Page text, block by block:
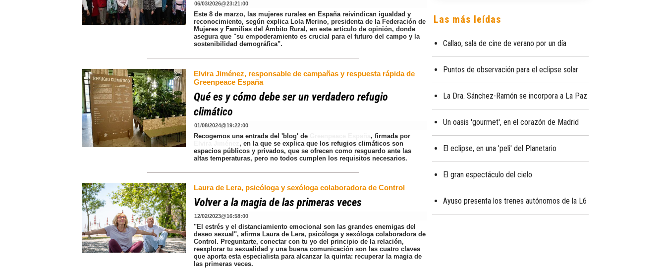
06/03/2026@23:21:00
Este 8 de marzo, las mujeres rurales en España reivindican igualdad y
reconocimiento, según explica Lola Merino, presidenta de la Federación de
Mujeres y Familias del Ámbito Rural, en este artículo de opinión, donde
asegura que "su empoderamiento es crucial para el futuro del campo y la
sostenibilidad demográfica".
Elvira Jiménez, responsable de campañas y respuesta rápida de
Greenpeace España
Qué es y cómo debe ser un verdadero refugio
climático
01/08/2024@19:22:00
Recogemos una entrada del 'blog' de
, firmada por
, en la que se explica que los refugios climáticos son
espacios públicos y privados, que se ofrecen como resguardo ante las
altas temperaturas, pero no todos cumplen los requisitos necesarios.
Laura de Lera, psicóloga y sexóloga colaboradora de Control
Volver a la magia de las primeras veces
12/02/2023@16:58:00
"El estrés y el distanciamiento emocional son las grandes enemigas del
deseo sexual", afirma Laura de Lera, psicóloga y sexóloga colaboradora de
Control. Preguntarte, conectar con tu yo del principio de la relación,
reexplorar tu sexualidad y una buena comunicación son las cuatro claves
que aporta esta especialista para alcanzar la quinta: recuperar la magia de
las primeras veces.
Las más leídas
Callao, sala de cine de verano por un día
Puntos de observación para el eclipse solar
La Dra. Sánchez-Ramón se incorpora a La Paz
Un oasis 'gourmet', en el corazón de Madrid
El eclipse, en una 'peli' del Planetario
El gran espectáculo del cielo
Ayuso presenta los trenes autónomos de la L6